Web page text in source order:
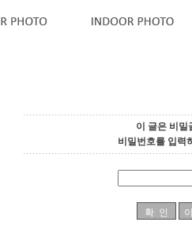
이 글은 비밀
비밀번호를 입력